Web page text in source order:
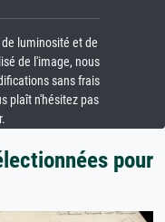
luminosité et de
de l'image, nous
sans frais
plaît n'hésitez pas
pour